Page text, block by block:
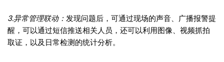
3.异常管理联动：发现问题后，可通过现场的声音、广播报警提
醒，可以通过短信推送相关人员，还可以利用图像、视频抓拍
取证，以及日常检测的统计分析。